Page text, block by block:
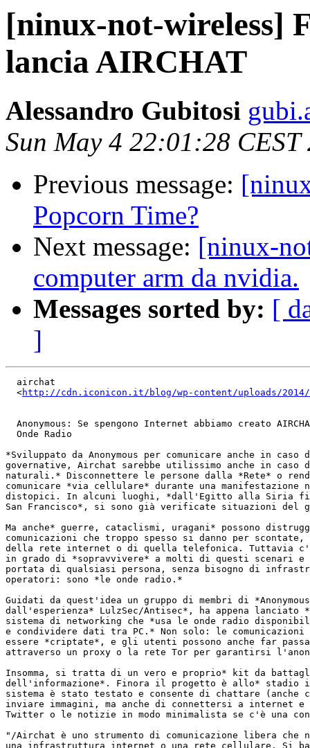
[ninux-not-wireless]
lancia AIRCHAT
Alessandro Gubitosi
Sun May 4 22:01:28 CEST
Previous message:
Popcorn Time?
Next message: [ninux-
computer arm da nvidia.
Messages sorted by: [
]
  airchat
  <
http://cdn.iconicon.it/blog/wp-content/uploads/
Anonymous: Se spengono Internet abbiamo creato
  Onde Radio
*Sviluppato da Anonymous per comunicare anche in caso
governative, Airchat sarebbe utilissimo anche in caso
naturali.* Disconnettere le persone dalla *Rete* o
comunicare *via cellulare* durante una manifestazione
distopici. In alcuni luoghi, *dall'Egitto alla Siria
San Francisco*, si sono già verificate situazioni del
Ma anche* guerre, cataclismi, uragani* possono
comunicazioni che troppo spesso si danno per
della rete internet o di quella telefonica. Tuttavia c'è
in grado di *sopravvivere* a molti di questi scenari e
portata di qualsiasi persona, senza bisogno di
operatori: sono *le onde radio.*
Guidati da quest'idea un gruppo di membri di
dall'esperienza* LulzSec/Antisec*, ha appena lanciato
sistema di networking che *usa le onde radio
e condividere dati tra PC.* Non solo: le comunicazioni
essere *criptate*, e gli utenti possono anche far
attraverso un proxy o la rete Tor per garantirsi
Insomma, si tratta di un vero e proprio* kit da
dell'informazione*. Finora il progetto è allo*
sistema è stato testato e consente di chattare (anche
inviare immagini, ma anche di connettersi a internet e
Twitter o le notizie in modo minimalista se c'è una
"/Airchat è uno strumento di comunicazione libera che
una infrastruttura internet o una rete cellulare. Si